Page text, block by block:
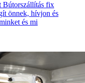
Bútorszállítás fix
önnek, hívjon és
és mi